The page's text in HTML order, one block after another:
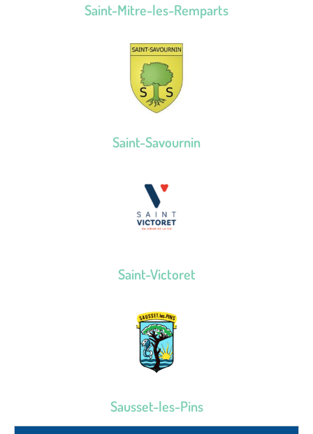
Saint-Mitre-les-Remparts
Saint-Savournin
Saint-Victoret
Sausset-les-Pins